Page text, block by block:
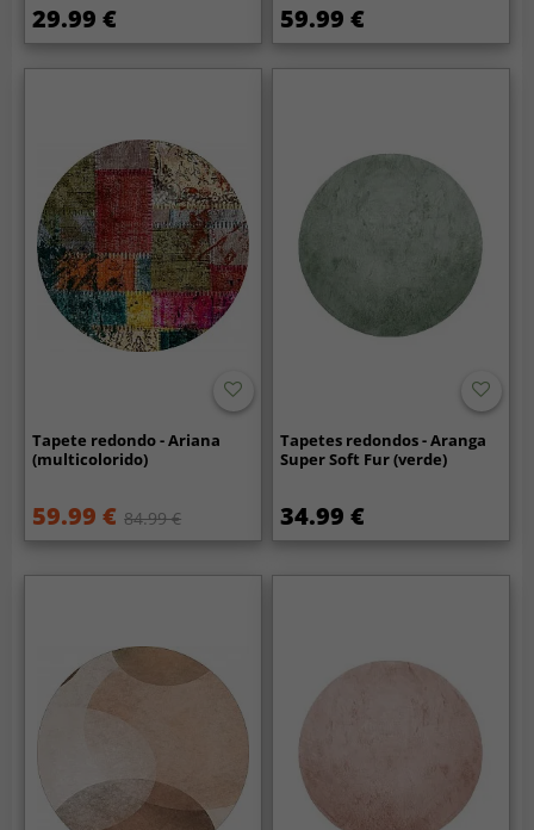
29.99 € 59.99 €
Tapete redondo - Ariana
(multicolorido)
59.99 € 84.99 €
Tapetes redondos - Aranga
Super Soft Fur (verde)
34.99 €